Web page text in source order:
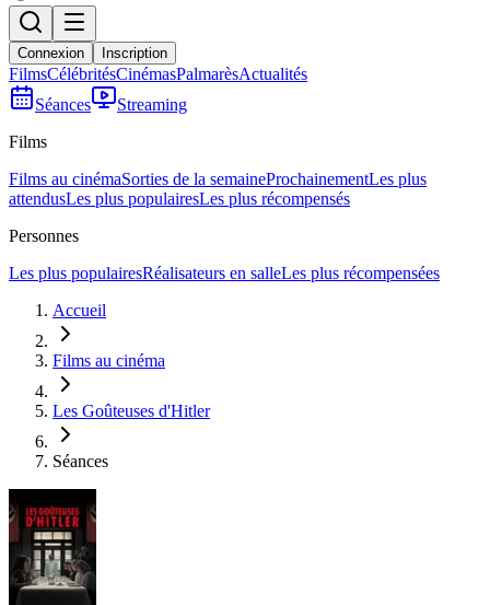
Connexion Inscription
FilmsCélébritésCinémasPalmarèsActualités
Séances
Streaming
Films
Films au cinémaSorties de la semaineProchainementLes plus
attendusLes plus populairesLes plus récompensés
Personnes
Les plus populairesRéalisateurs en salleLes plus récompensées
Accueil
Films au cinéma
Les Goûteuses d'Hitler
Séances